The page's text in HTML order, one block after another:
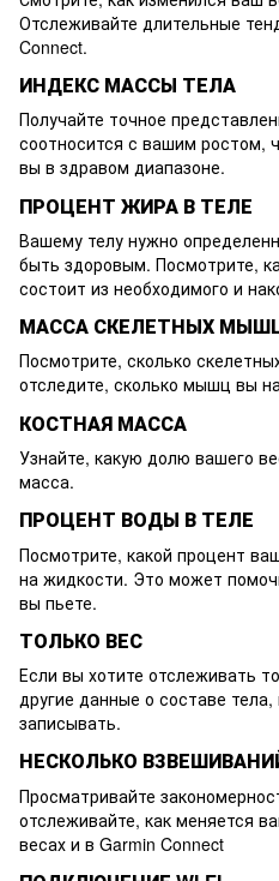
Отслеживайте длительные
Connect.
ИНДЕКС МАССЫ ТЕЛА
Получайте точное
соотносится с вашим ростом,
вы в здравом диапазоне.
ПРОЦЕНТ ЖИРА В ТЕЛЕ
Вашему телу нужно
быть здоровым. Посмотрите,
состоит из необходимого и
МАССА СКЕЛЕТНЫХ
Посмотрите, сколько
отследите, сколько мышц вы
КОСТНАЯ МАССА
Узнайте, какую долю вашего
масса.
ПРОЦЕНТ ВОДЫ В ТЕЛЕ
Посмотрите, какой процент
на жидкости. Это может
вы пьете.
ТОЛЬКО ВЕС
Если вы хотите отслеживать
другие данные о составе
записывать.
НЕСКОЛЬКО
Просматривайте
отслеживайте, как меняется
весах и в Garmin Connect